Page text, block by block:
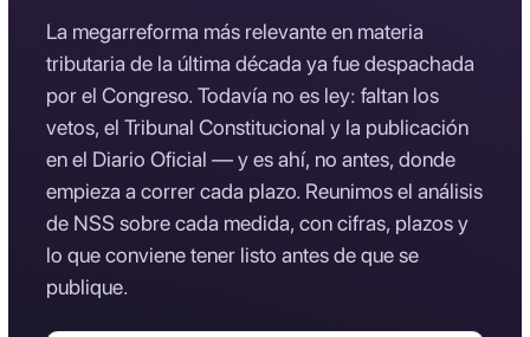
La megarreforma más relevante en materia
tributaria de la última década ya fue despachada
por el Congreso. Todavía no es ley: faltan los
vetos, el Tribunal Constitucional y la publicación
en el Diario Oficial — y es ahí, no antes, donde
empieza a correr cada plazo. Reunimos el análisis
de NSS sobre cada medida, con cifras, plazos y
lo que conviene tener listo antes de que se
publique.